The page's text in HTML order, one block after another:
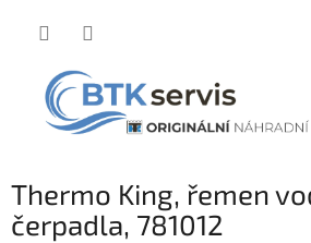
Thermo King, řemen
čerpadla, 781012